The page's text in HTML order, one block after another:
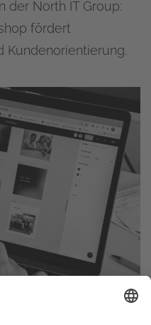
der North IT Group:
fördert
Kundenorientierung.